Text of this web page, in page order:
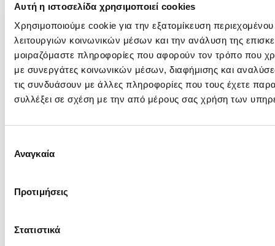
Αυτή η ιστοσελίδα χρησιμοποιεί cookies
Χρησιμοποιούμε cookie για την εξατομίκευση
λειτουργιών κοινωνικών μέσων και την ανάλυση της
μοιραζόμαστε πληροφορίες που αφορούν τον τρόπο που
με συνεργάτες κοινωνικών μέσων, διαφήμισης και
τις συνδυάσουν με άλλες πληροφορίες που τους έχετε
συλλέξει σε σχέση με την από μέρους σας χρήση των
συγκατάθεσης
Αναγκαία
Προτιμήσεις
Στατιστικά
ήδη εγγραφεί στο Μητρώο Προμηθευτών ΔΕΗ για
αφορά η Πρόσκληση. "
Πληροφορίες Διαγωνισμού
Γενικές Πλήροφορίες, Τεύχος Πρόσκλησης και Ανακοινώσεις
Πρόσκληση:
Συμπληρώματα: